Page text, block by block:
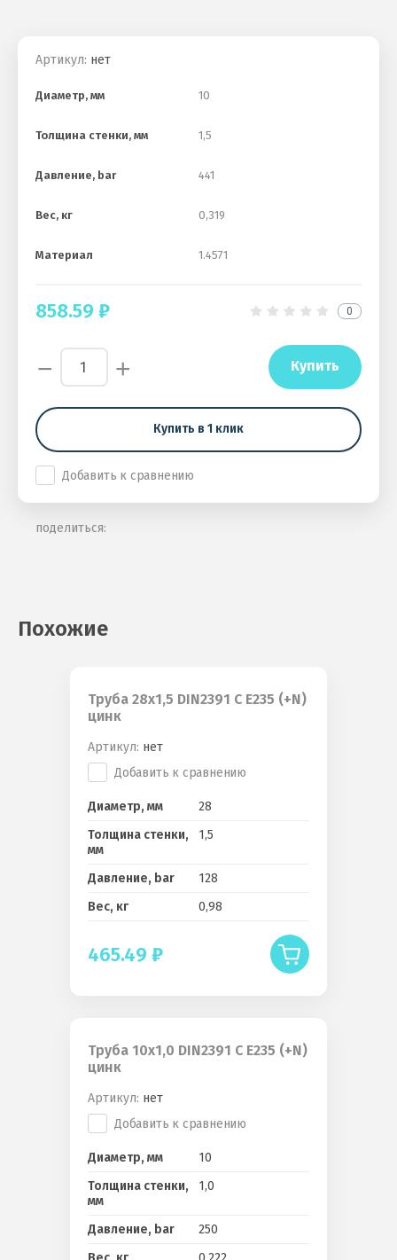
Артикул: нет
Диаметр, мм 10
Толщина стенки, мм 1,5
Давление, bar 441
Вес, кг 0,319
Материал 1.4571
858.59 ₽ 0
− + Купить
Купить в 1 клик
Добавить к сравнению
поделиться:
Похожие
Труба 28x1,5 DIN2391 C E235 (+N)
цинк
Артикул: нет
Добавить к сравнению
Диаметр, мм
28
Толщина стенки,
мм
1,5
Давление, bar
128
Вес, кг
0,98
465.49 ₽
Труба 10x1,0 DIN2391 C E235 (+N)
цинк
Артикул: нет
Добавить к сравнению
Диаметр, мм
10
Толщина стенки,
мм
1,0
Давление, bar
250